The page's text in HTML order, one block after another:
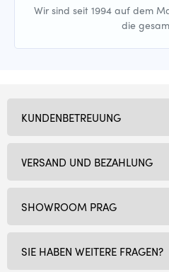
Wir sind seit 1994 auf dem
die
SHOWROOM PRAG
SIE HABEN WEITERE FRAGEN?
KUNDENBETREUUNG
VERSAND UND BEZAHLUNG